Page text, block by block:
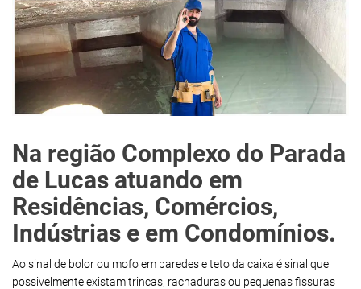
Na região Complexo do Parada
de Lucas atuando em
Residências, Comércios,
Indústrias e em Condomínios.
Ao sinal de bolor ou mofo em paredes e teto da caixa é sinal que
possivelmente existam trincas, rachaduras ou pequenas fissuras